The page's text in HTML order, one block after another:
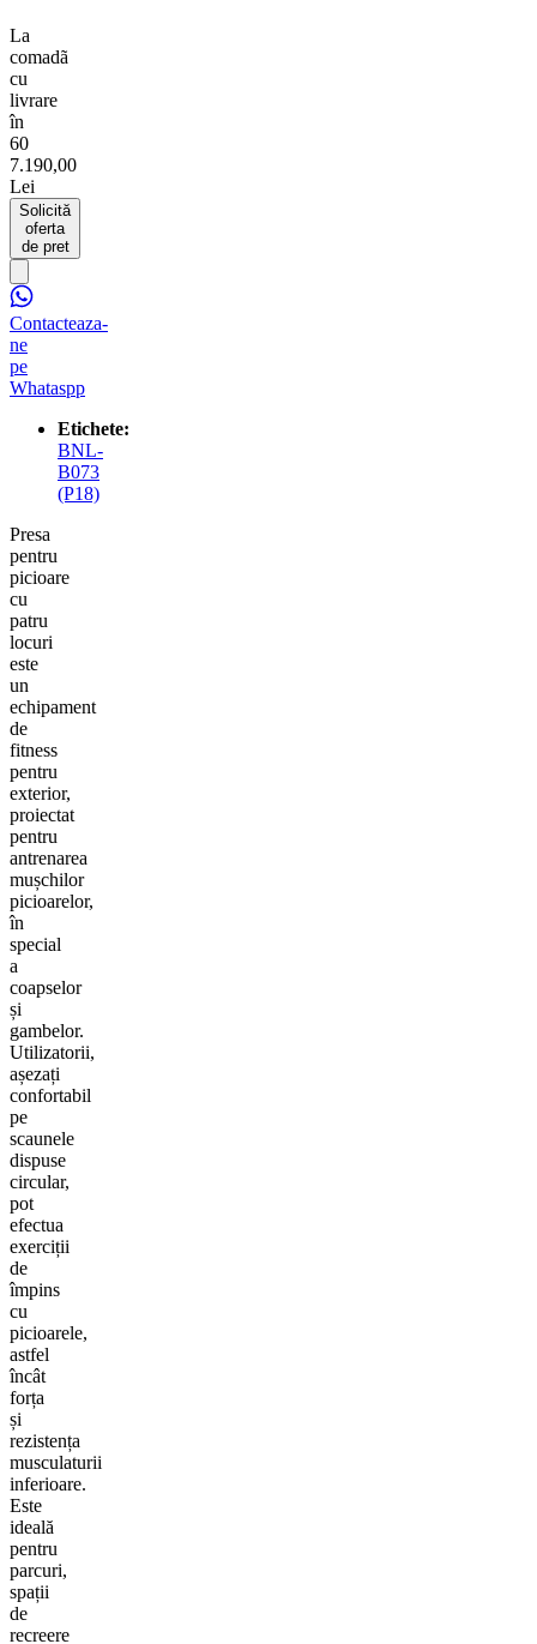
La
comadã
cu
livrare
în
60
7.190,00
Lei
Solicită
oferta
de pret
Contacteaza-
ne
pe
Whataspp
Etichete:
BNL-
B073
(P18)
Presa
pentru
picioare
cu
patru
locuri
este
un
echipament
de
fitness
pentru
exterior,
proiectat
pentru
antrenarea
mușchilor
picioarelor,
în
special
a
coapselor
și
gambelor.
Utilizatorii,
așezați
confortabil
pe
scaunele
dispuse
circular,
pot
efectua
exerciții
de
împins
cu
picioarele,
astfel
încât
forța
și
rezistența
musculaturii
inferioare.
Este
ideală
pentru
parcuri,
spații
de
recreere